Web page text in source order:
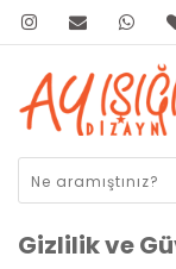
Gizlilik ve